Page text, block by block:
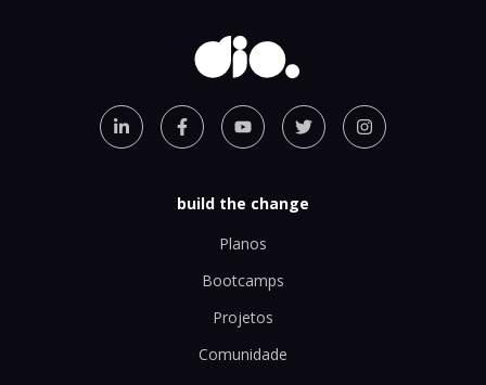
build the change
Planos
Bootcamps
Projetos
Comunidade